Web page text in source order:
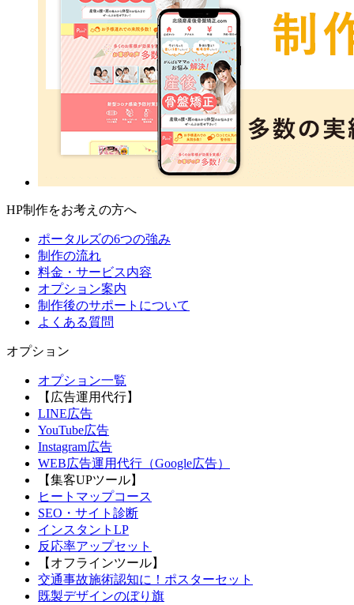
HP制作をお考えの方へ
ポータルズの6つの強み
制作の流れ
料金・サービス内容
オプション案内
制作後のサポートについて
よくある質問
オプション
オプション一覧
【広告運用代行】
LINE広告
YouTube広告
Instagram広告
WEB広告運用代行（Google広告）
【集客UPツール】
ヒートマップコース
SEO・サイト診断
インスタントLP
反応率アップセット
【オフラインツール】
交通事故施術認知に！ポスターセット
既製デザインのぼり旗